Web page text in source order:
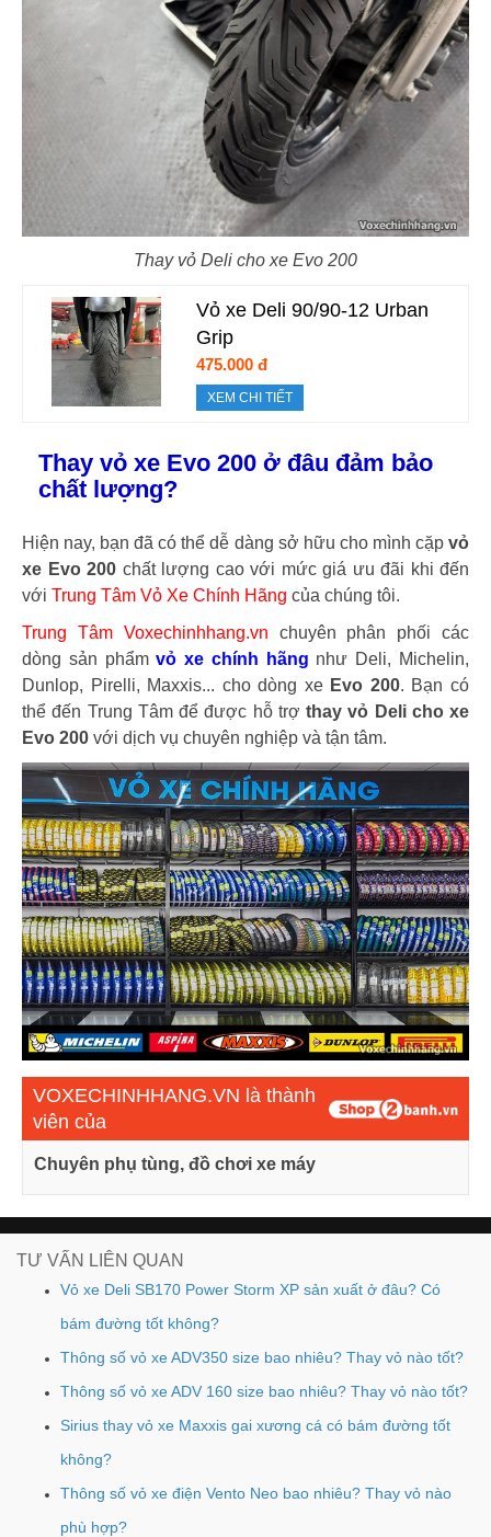
Thay vỏ Deli cho xe Evo 200
Vỏ xe Deli 90/90-12 Urban
Grip
475.000 đ
XEM CHI TIẾT
Thay vỏ xe Evo 200 ở đâu đảm bảo
chất lượng?
Hiện nay, bạn đã có thể dễ dàng sở hữu cho mình cặp vỏ
xe Evo 200 chất lượng cao với mức giá ưu đãi khi đến
với Trung Tâm Vỏ Xe Chính Hãng của chúng tôi.
Trung Tâm Voxechinhhang.vn chuyên phân phối các
dòng sản phẩmvỏ xe chính hãng như Deli, Michelin,
Dunlop, Pirelli, Maxxis... cho dòng xe Evo 200. Bạn có
thể đến Trung Tâm để được hỗ trợ thay vỏ Deli cho xe
Evo 200 với dịch vụ chuyên nghiệp và tận tâm.
VOXECHINHHANG.VN là thành
viên của
Chuyên phụ tùng, đồ chơi xe máy
TƯ VẤN LIÊN QUAN
Vỏ xe Deli SB170 Power Storm XP sản xuất ở đâu? Có
bám đường tốt không?
Thông số vỏ xe ADV350 size bao nhiêu? Thay vỏ nào tốt?
Thông số vỏ xe ADV 160 size bao nhiêu? Thay vỏ nào tốt?
Sirius thay vỏ xe Maxxis gai xương cá có bám đường tốt
không?
Thông số vỏ xe điện Vento Neo bao nhiêu? Thay vỏ nào
phù hợp?